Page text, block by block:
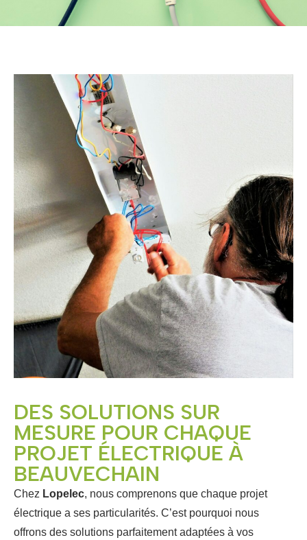
DES SOLUTIONS SUR
MESURE POUR CHAQUE
PROJET ÉLECTRIQUE À
BEAUVECHAIN
Chez Lopelec, nous comprenons que chaque projet
électrique a ses particularités. C’est pourquoi nous
offrons des solutions parfaitement adaptées à vos